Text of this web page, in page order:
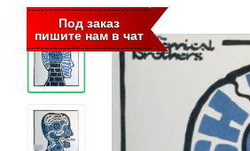
Под заказ
пишите нам в чат